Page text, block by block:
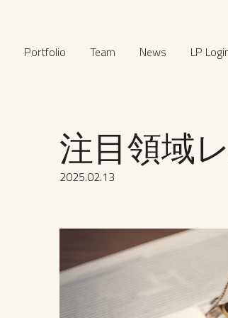
Portfolio Team News LP
注目領域
2025.02.13